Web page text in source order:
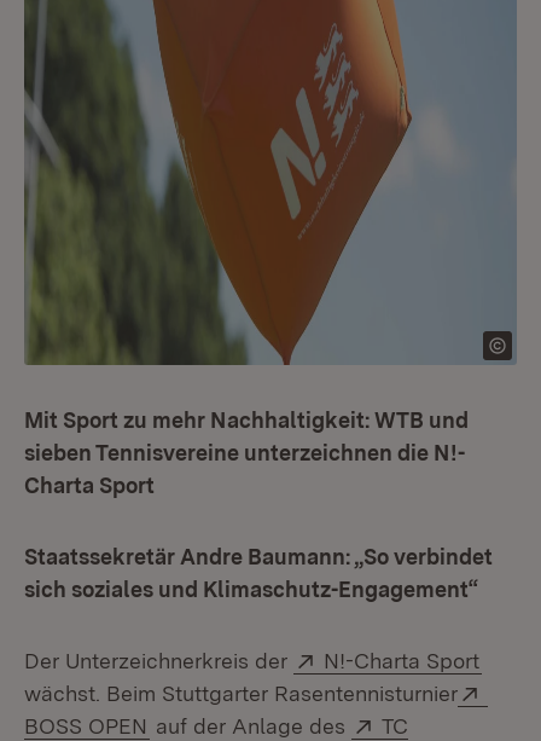
Mit Sport zu mehr Nachhaltigkeit: WTB und
sieben Tennisvereine unterzeichnen die N!-
Charta Sport
Staatssekretär Andre Baumann: „So verbindet
sich soziales und Klimaschutz-Engagement“
Der Unterzeichnerkreis der Extern:
N!-Charta Sport
wächst. Beim Stuttgarter Rasentennisturnier
BOSS OPEN (Öffnet in neuem Fenster)
auf der Anlage des Extern:
TC